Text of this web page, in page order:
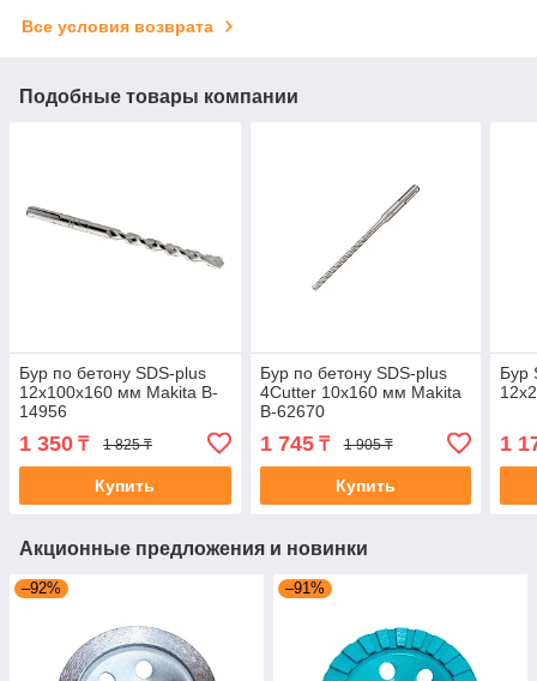
Все условия возврата
Подобные товары компании
Бур по бетону SDS-plus
12х100х160 мм Makita B-
14956
1 350 ₸ 1 825 ₸
Купить
Бур по бетону SDS-plus
4Cutter 10x160 мм Makita
B-62670
1 745₸ 1 905 ₸
Купить
Бур
1
Акционные предложения и новинки
–92% –91%